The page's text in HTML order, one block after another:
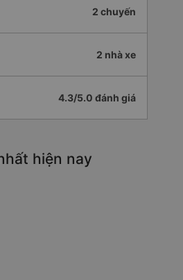
2 chuyến
2 nhà xe
4.3/5.0 đánh giá
hiện nay